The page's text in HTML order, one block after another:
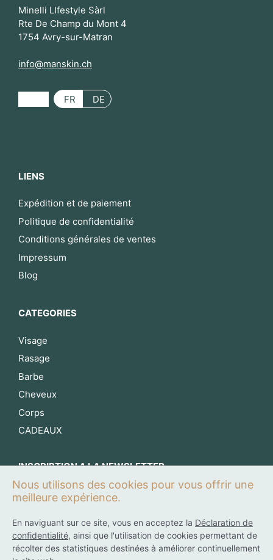
Minelli LIfestyle Sàrl
Rte De Champ du Mont 4
1754 Avry-sur-Matran
info@manskin.ch
FR DE
LIENS
Expédition et de paiement
Politique de confidentialité
Conditions générales de ventes
Impressum
Blog
CATEGORIES
Visage
Rasage
Barbe
Cheveux
Corps
CADEAUX
INSCRIPTION A LA NEWSLETTER
S’inscrire maintenant
0
Nous utilisons des cookies pour vous offrir une
meilleure expérience.
En naviguant sur ce site, vous en acceptez la Déclaration de
confidentialité, ainsi que l'utilisation de cookies permettant de
récolter des statistiques destinées à améliorer continuellement